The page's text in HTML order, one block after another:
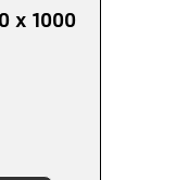
x 1000